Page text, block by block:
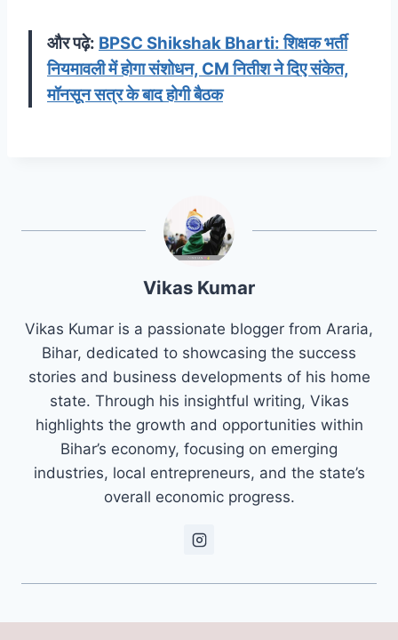
और पढ़े: BPSC Shikshak Bharti: शिक्षक भर्ती
नियमावली में होगा संशोधन, CM नितीश ने दिए संकेत,
मॉनसून सत्र के बाद होगी बैठक
Vikas Kumar
Vikas Kumar is a passionate blogger from Araria,
Bihar, dedicated to showcasing the success
stories and business developments of his home
state. Through his insightful writing, Vikas
highlights the growth and opportunities within
Bihar’s economy, focusing on emerging
industries, local entrepreneurs, and the state’s
overall economic progress.